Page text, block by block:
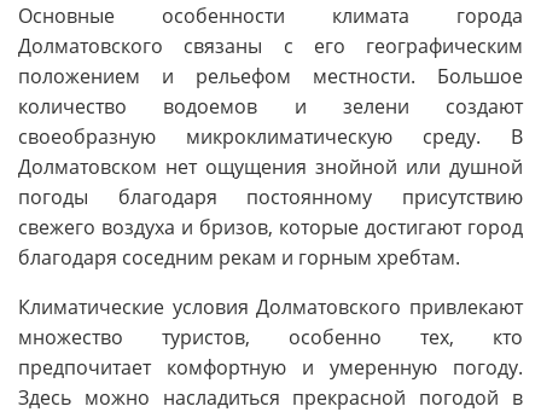
Основные особенности климата города
Долматовского связаны с его географическим
положением и рельефом местности. Большое
количество водоемов и зелени создают
своеобразную микроклиматическую среду. В
Долматовском нет ощущения знойной или душной
погоды благодаря постоянному присутствию
свежего воздуха и бризов, которые достигают город
благодаря соседним рекам и горным хребтам.
Климатические условия Долматовского привлекают
множество туристов, особенно тех, кто
предпочитает комфортную и умеренную погоду.
Здесь можно насладиться прекрасной погодой в